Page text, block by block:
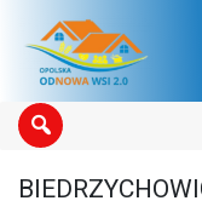
Main